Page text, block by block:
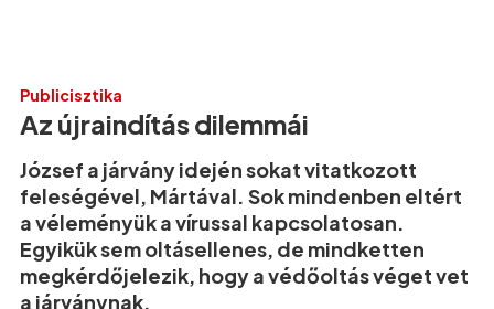
Publicisztika
Az újraindítás dilemmái
József a járvány idején sokat vitatkozott
feleségével, Mártával. Sok mindenben eltért
a véleményük a vírussal kapcsolatosan.
Egyikük sem oltásellenes, de mindketten
megkérdőjelezik, hogy a védőoltás véget vet
a járványnak.